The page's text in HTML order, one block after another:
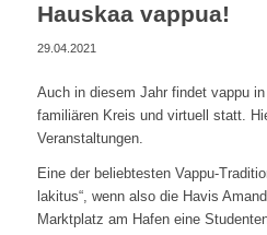
Hauskaa vappua!
29.04.2021
Auch in diesem Jahr findet vappu
familiären Kreis und virtuell statt.
Veranstaltungen.
Eine der beliebtesten Vappu-
lakitus“, wenn also die Havis
Marktplatz am Hafen eine